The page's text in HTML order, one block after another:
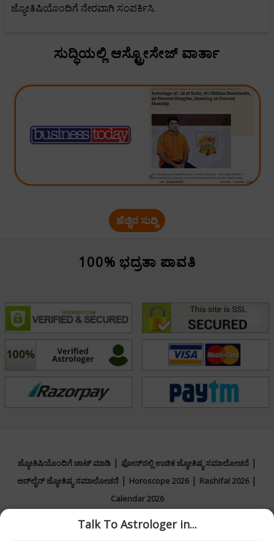
ಜ್ಯೋತಿಷಿಯೊಂದಿಗೆ ನೇರವಾಗಿ ಸಂಪರ್ಕಿಸಿ.
ಸುದ್ಧಿಯಲ್ಲಿ ಆಸ್ಟ್ರೋಸೇಜ್ ವಾರ್ತಾ
ಹೆಚ್ಚಿನ ಸುದ್ದಿ
100% ಭದ್ರತಾ ಪಾವತಿ
ಜ್ಯೋತಿಷಿಯೊಂದಿಗೆ ಚಾಟ್ ಮಾಡಿ| ಫೋನ್‌ನಲ್ಲಿ ಉಚಿತ ಜ್ಯೋತಿಷ್ಯ ಸಮಾಲೋಚನೆ|
ಆನ್‌ಲೈನ್ ಜ್ಯೋತಿಷ್ಯ ಸಮಾಲೋಚನೆ | Horoscope 2026| Rashifal 2026|
Calendar 2026
Talk To Astrologer in...